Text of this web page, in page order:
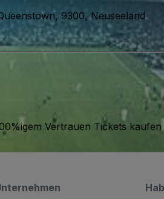
9300, Neuseeland
Vertrauen Tickets